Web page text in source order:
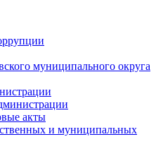
муниципального округа
акты
и муниципальных